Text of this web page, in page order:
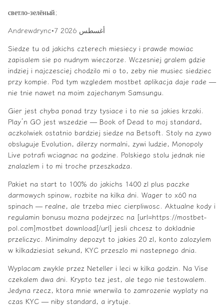
светло-зелёный;
Andrewdrync•
7 أغسطس 2026
Siedze tu od jakichs czterech miesiecy i prawde mowiac
zapisalem sie po nudnym wieczorze. Wczesniej gralem gdzie
indziej i najczesciej chodzilo mi o to, zeby nie musiec siedziec
przy kompie. Pod tym wzgledem mostbet aplikacja daje rade —
nie tnie nawet na moim zajechanym Samsungu.
Gier jest chyba ponad trzy tysiace i to nie sa jakies krzaki.
Play’n GO jest wszedzie — Book of Dead to moj standard,
aczkolwiek ostatnio bardziej siedze na Betsoft. Stoly na zywo
obsluguje Evolution, dilerzy normalni, zywi ludzie, Monopoly
Live potrafi wciagnac na godzine. Polskiego stolu jednak nie
znalazlem i to mi troche przeszkadza.
Pakiet na start to 100% do jakichs 1400 zl plus paczke
darmowych spinow, rozbite na kilka dni. Wager to x60 na
spinach — realne, ale trzeba miec cierpliwosc. Aktualne kody i
regulamin bonusu mozna podejrzec na [url=https://mostbet-
pol.com]mostbet download[/url] jesli chcesz to dokladnie
przeliczyc. Minimalny depozyt to jakies 20 zl, konto zalozylem
w kilkadziesiat sekund, KYC przeszlo mi nastepnego dnia.
Wyplacam zwykle przez Neteller i leci w kilka godzin. Na Vise
czekalem dwa dni. Krypto tez jest, ale tego nie testowalem.
Jedyna rzecz, ktora mnie wnerwila to zamrozenie wyplaty na
czas KYC — niby standard, a irytuje.